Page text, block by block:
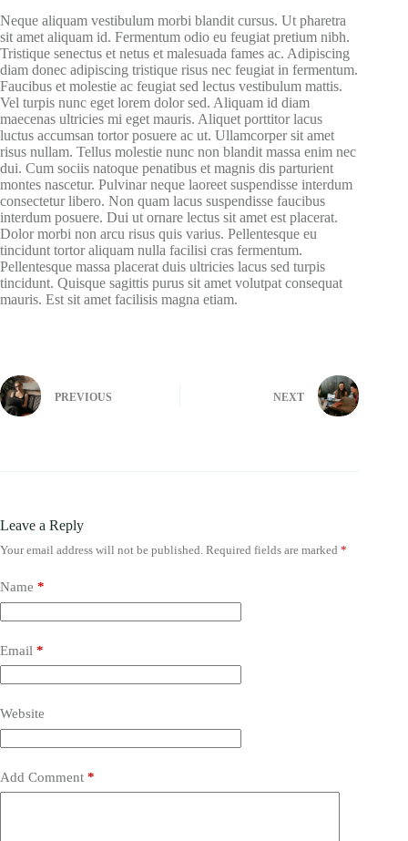
Neque aliquam vestibulum morbi blandit cursus. Ut pharetra
sit amet aliquam id. Fermentum odio eu feugiat pretium nibh.
Tristique senectus et netus et malesuada fames ac. Adipiscing
diam donec adipiscing tristique risus nec feugiat in fermentum.
Faucibus et molestie ac feugiat sed lectus vestibulum mattis.
Vel turpis nunc eget lorem dolor sed. Aliquam id diam
maecenas ultricies mi eget mauris. Aliquet porttitor lacus
luctus accumsan tortor posuere ac ut. Ullamcorper sit amet
risus nullam. Tellus molestie nunc non blandit massa enim nec
dui. Cum sociis natoque penatibus et magnis dis parturient
montes nascetur. Pulvinar neque laoreet suspendisse interdum
consectetur libero. Non quam lacus suspendisse faucibus
interdum posuere. Dui ut ornare lectus sit amet est placerat.
Dolor morbi non arcu risus quis varius. Pellentesque eu
tincidunt tortor aliquam nulla facilisi cras fermentum.
Pellentesque massa placerat duis ultricies lacus sed turpis
tincidunt. Quisque sagittis purus sit amet volutpat consequat
mauris. Est sit amet facilisis magna etiam.
PREVIOUS NEXT
Leave a Reply
Your email address will not be published. Required fields are marked *
Name *
Email *
Website
Add Comment *